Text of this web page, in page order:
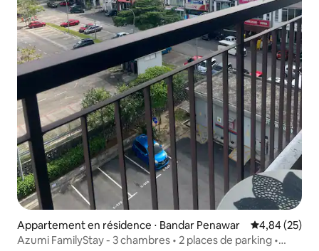
Appartement en résidence ⋅ Bandar Penawar Évaluation
4,84 (25)
Azumi FamilyStay - 3 chambres • 2 places de parking •